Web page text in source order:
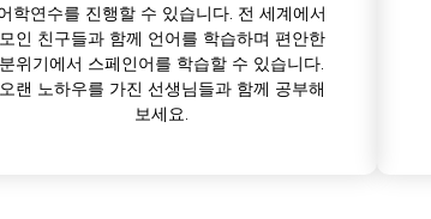
학연수를 진행할 수 있습니다. 전 세계에서
모인 친구들과 함께 언어를 학습하며 편안한
분위기에서 스페인어를 학습할 수 있습니다.
오랜 노하우를 가진 선생님들과 함께 공부해
보세요.